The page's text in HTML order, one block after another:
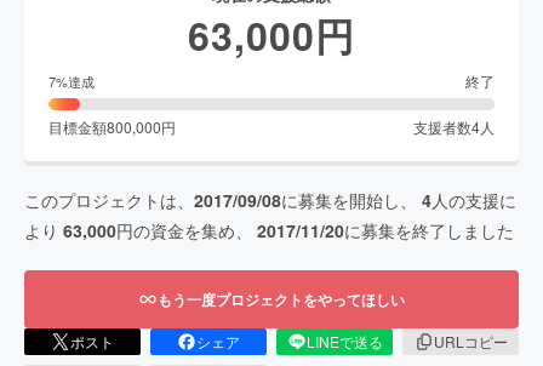
63,000円
7%達成 終了
目標金額800,000円 支援者数4人
このプロジェクトは、 2017/09/08に募集を開始し、 4人の支援に
より 63,000円の資金を集め、 2017/11/20に募集を終了しました
もう一度プロジェクトをやってほしい
ポスト シェア LINEで送る
URLコピー